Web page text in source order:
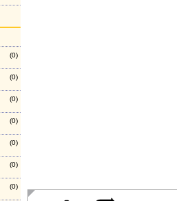
(0)
(0)
(0)
(0)
(0)
(0)
(0)